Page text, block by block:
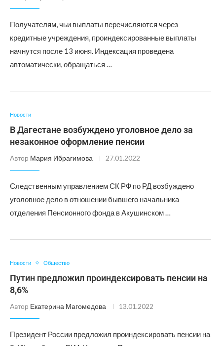
Получателям, чьи выплаты перечисляются через
кредитные учреждения, проиндексированные выплаты
начнутся после 13 июня. Индексация проведена
автоматически, обращаться …
Новости
В Дагестане возбуждено уголовное дело за
незаконное оформление пенсии
Автор Мария Ибрагимова 27.01.2022
Следственным управлением СК РФ по РД возбуждено
уголовное дело в отношении бывшего начальника
отделения Пенсионного фонда в Акушинском …
Новости Общество
Путин предложил проиндексировать пенсии на
8,6%
Автор Екатерина Магомедова 13.01.2022
Президент России предложил проиндексировать пенсии на